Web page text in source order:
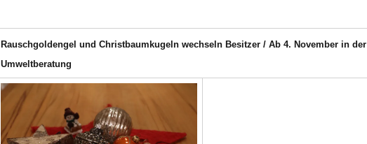
Rauschgoldengel und Christbaumkugeln wechseln Besitzer / Ab 4. November in der
Umweltberatung